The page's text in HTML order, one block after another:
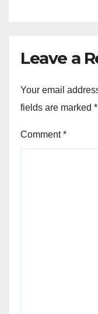
Leave a
Your email
fields are marked *
Comment*